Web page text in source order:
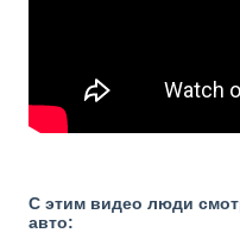
С этим видео люди
авто: